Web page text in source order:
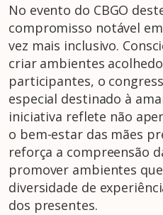
No evento do CBGO
compromisso notável
vez mais inclusivo.
criar ambientes
participantes, o
especial destinado à
iniciativa reflete não
o bem-estar das mães
reforça a compreensão
promover ambientes
diversidade de
dos presentes.